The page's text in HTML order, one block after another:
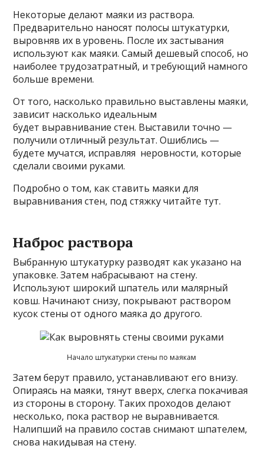
Некоторые делают маяки из раствора.
Предварительно наносят полосы штукатурки,
выровняв их в уровень. После их застывания
используют как маяки. Самый дешевый способ, но
наиболее трудозатратный, и требующий намного
больше времени.
От того, насколько правильно выставлены маяки,
зависит насколько идеальным
будет выравнивание стен. Выставили точно —
получили отличный результат. Ошиблись —
будете мучатся, исправляя неровности, которые
сделали своими руками.
Подробно о том, как ставить маяки для
выравнивания стен, под стяжку читайте тут.
Наброс раствора
Выбранную штукатурку разводят как указано на
упаковке. Затем набрасывают на стену.
Используют широкий шпатель или малярный
ковш. Начинают снизу, покрывают раствором
кусок стены от одного маяка до другого.
Начало штукатурки стены по маякам
Затем берут правило, устанавливают его внизу.
Опираясь на маяки, тянут вверх, слегка покачивая
из стороны в сторону. Таких проходов делают
несколько, пока раствор не выравнивается.
Налипший на правило состав снимают шпателем,
снова накидывая на стену.